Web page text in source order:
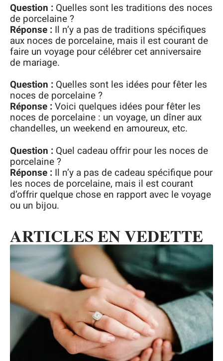
Question : Quelles sont les traditions des noces
de porcelaine ?
Réponse : Il n’y a pas de traditions spécifiques
aux noces de porcelaine, mais il est courant de
faire un voyage pour célébrer cet anniversaire
de mariage.
Question : Quelles sont les idées pour fêter les
noces de porcelaine ?
Réponse :Voici quelques idées pour fêter les
noces de porcelaine : un voyage, un dîner aux
chandelles, un weekend en amoureux, etc.
Question : Quel cadeau offrir pour les noces de
porcelaine ?
Réponse : Il n’y a pas de cadeau spécifique pour
les noces de porcelaine, mais il est courant
d’offrir quelque chose en rapport avec le voyage
ou un bijou.
ARTICLES EN VEDETTE